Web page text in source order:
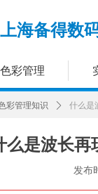
色彩管理
上海备得数
么是波长再
发布
彩管理知识 ꄲ 什么是